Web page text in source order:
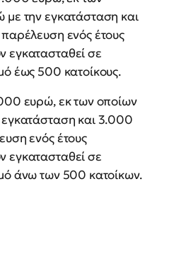
την εγκατάσταση και
ενός έτους
εγκατασταθεί σε
έως 500 κατοίκους.
ευρώ, εκ των οποίων
και 3.000
ενός έτους
εγκατασταθεί σε
άνω των 500 κατοίκων.